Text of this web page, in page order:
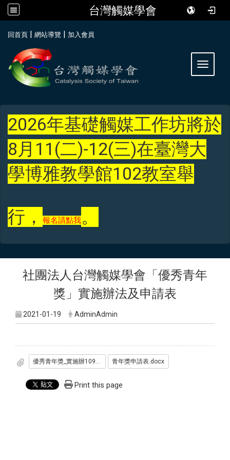
台灣觸媒學會
回首頁 | 網站導覽 | 加入會員
Toggle
2026年基礎觸媒工作坊將於
8月11(二)-12(三)在臺灣大
學博雅教學館102教室舉
行，報名請點我。
社團法人台灣觸媒學會「優秀青年
獎」實施辦法及申請表
2021-01-19 AdminAdmin
青年獎申請表.docx
Print this page